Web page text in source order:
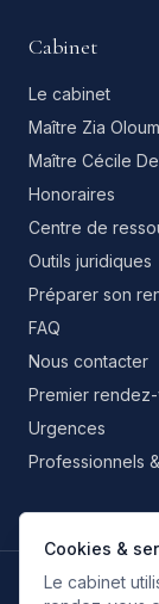
Cookies &
Le cabinet
Cabinet
Le cabinet
Maître Zia
Maître Cécile
Honoraires
Centre de
Outils juridiques
Préparer son
FAQ
Nous contacter
Premier
Urgences
Professionnels
LANGUES DE